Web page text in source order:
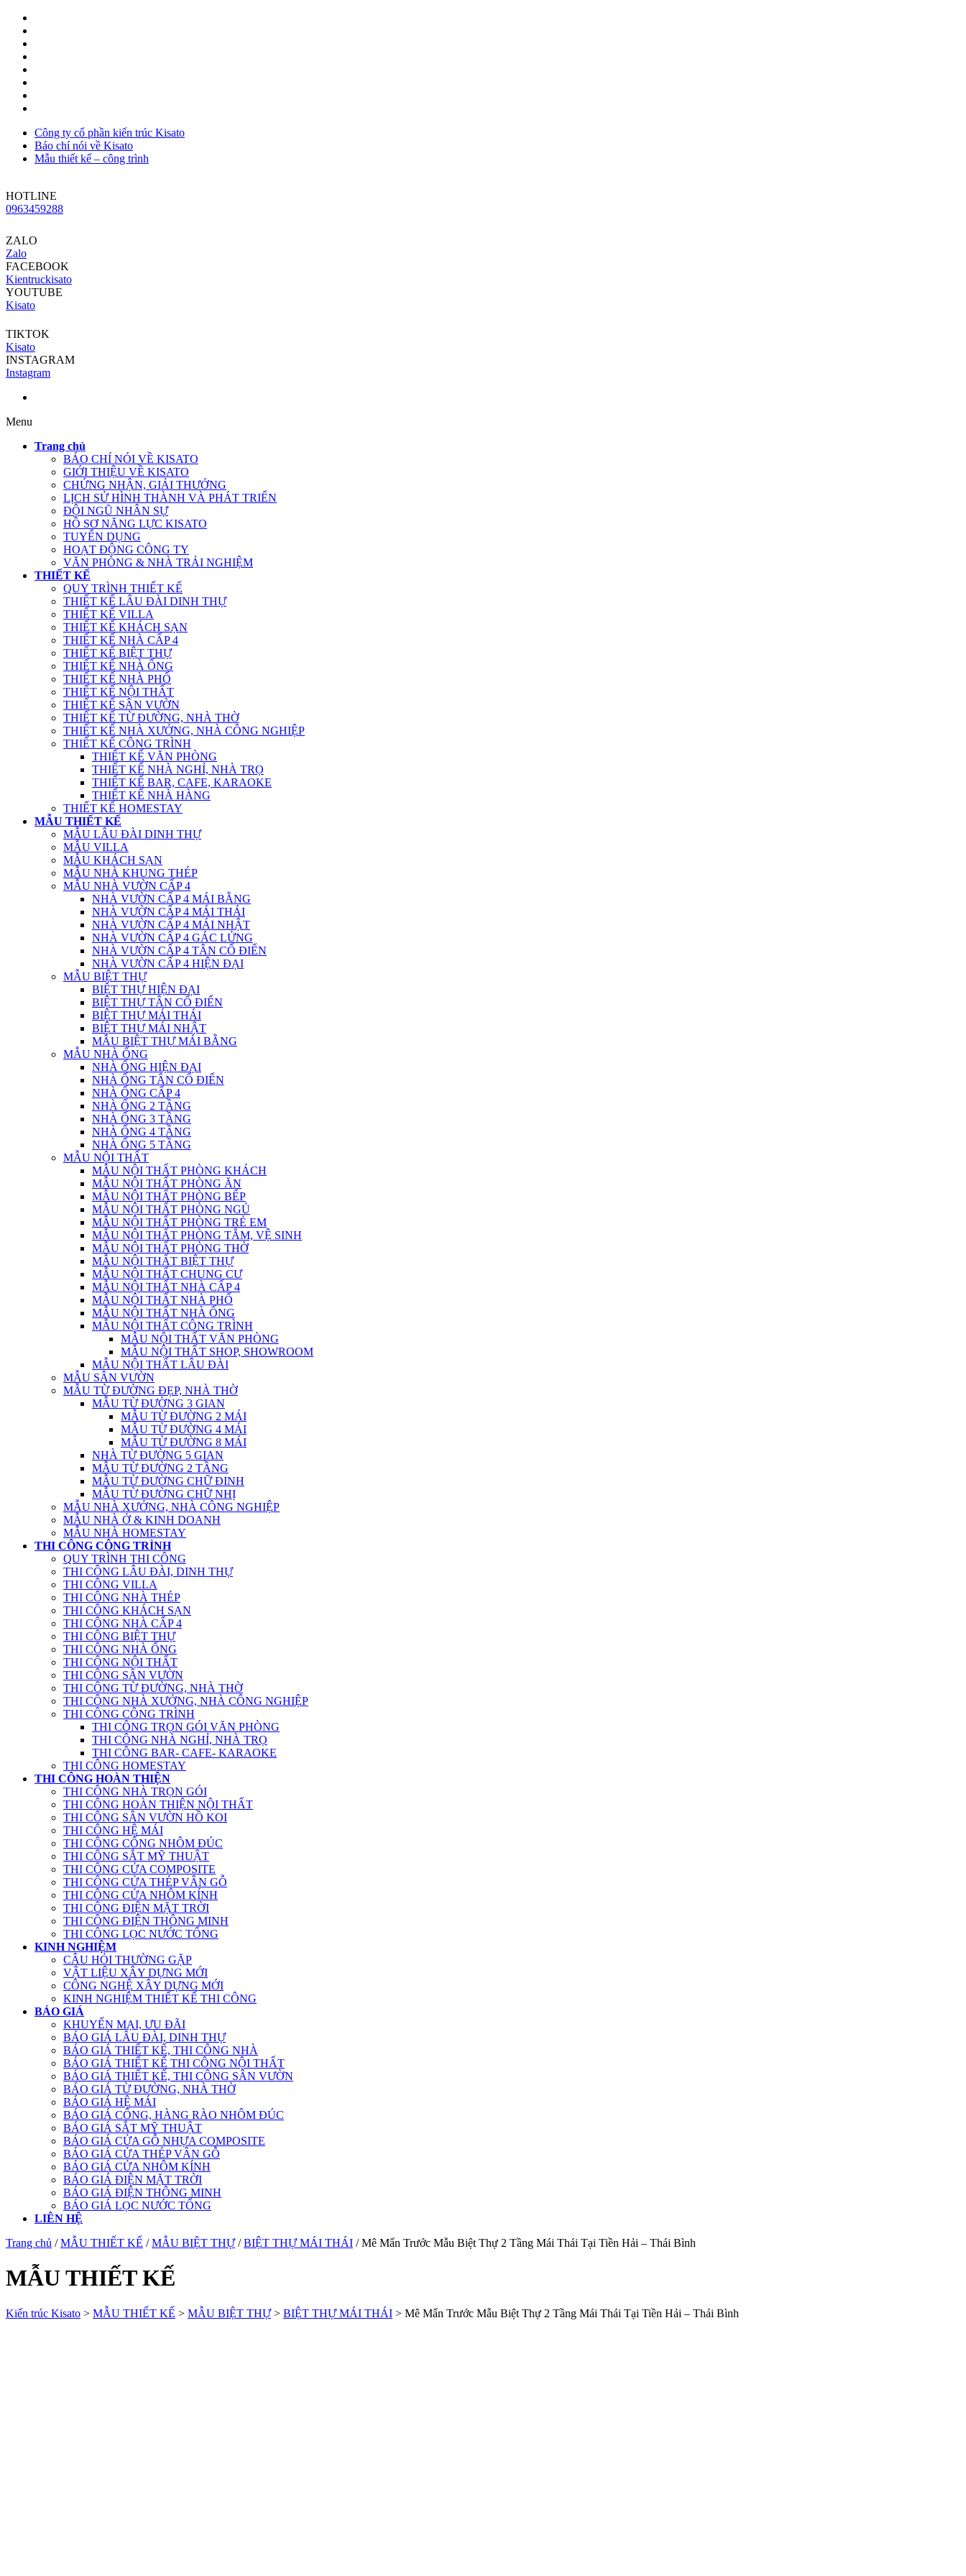
Công ty cổ phần kiến trúc Kisato
Báo chí nói về Kisato
Mẫu thiết kế – công trình
HOTLINE
0963459288
ZALO
Zalo
FACEBOOK
Kientruckisato
YOUTUBE
Kisato
TIKTOK
Kisato
INSTAGRAM
Instagram
Menu
Trang chủ
BÁO CHÍ NÓI VỀ KISATO
GIỚI THIỆU VỀ KISATO
CHỨNG NHẬN, GIẢI THƯỞNG
LỊCH SỬ HÌNH THÀNH VÀ PHÁT TRIỂN
ĐỘI NGŨ NHÂN SỰ
HỒ SƠ NĂNG LỰC KISATO
TUYỂN DỤNG
HOẠT ĐỘNG CÔNG TY
VĂN PHÒNG & NHÀ TRẢI NGHIỆM
THIẾT KẾ
QUY TRÌNH THIẾT KẾ
THIẾT KẾ LÂU ĐÀI DINH THỰ
THIẾT KẾ VILLA
THIẾT KẾ KHÁCH SẠN
THIẾT KẾ NHÀ CẤP 4
THIẾT KẾ BIỆT THỰ
THIẾT KẾ NHÀ ỐNG
THIẾT KẾ NHÀ PHỐ
THIẾT KẾ NỘI THẤT
THIẾT KẾ SÂN VƯỜN
THIẾT KẾ TỪ ĐƯỜNG, NHÀ THỜ
THIẾT KẾ NHÀ XƯỞNG, NHÀ CÔNG NGHIỆP
THIẾT KẾ CÔNG TRÌNH
THIẾT KẾ VĂN PHÒNG
THIẾT KẾ NHÀ NGHỈ, NHÀ TRỌ
THIẾT KẾ BAR, CAFE, KARAOKE
THIẾT KẾ NHÀ HÀNG
THIẾT KẾ HOMESTAY
MẪU THIẾT KẾ
MẪU LÂU ĐÀI DINH THỰ
MẪU VILLA
MẪU KHÁCH SẠN
MẪU NHÀ KHUNG THÉP
MẪU NHÀ VƯỜN CẤP 4
NHÀ VƯỜN CẤP 4 MÁI BẰNG
NHÀ VƯỜN CẤP 4 MÁI THÁI
NHÀ VƯỜN CẤP 4 MÁI NHẬT
NHÀ VƯỜN CẤP 4 GÁC LỬNG
NHÀ VƯỜN CẤP 4 TÂN CỔ ĐIỂN
NHÀ VƯỜN CẤP 4 HIỆN ĐẠI
MẪU BIỆT THỰ
BIỆT THỰ HIỆN ĐẠI
BIỆT THỰ TÂN CỔ ĐIỂN
BIỆT THỰ MÁI THÁI
BIỆT THỰ MÁI NHẬT
MẪU BIỆT THỰ MÁI BẰNG
MẪU NHÀ ỐNG
NHÀ ỐNG HIỆN ĐẠI
NHÀ ỐNG TÂN CỔ ĐIỂN
NHÀ ỐNG CẤP 4
NHÀ ỐNG 2 TẦNG
NHÀ ỐNG 3 TẦNG
NHÀ ỐNG 4 TẦNG
NHÀ ỐNG 5 TẦNG
MẪU NỘI THẤT
MẪU NỘI THẤT PHÒNG KHÁCH
MẪU NỘI THẤT PHÒNG ĂN
MẪU NỘI THẤT PHÒNG BẾP
MẪU NỘI THẤT PHÒNG NGỦ
MẪU NỘI THẤT PHÒNG TRẺ EM
MẪU NỘI THẤT PHÒNG TẮM, VỆ SINH
MẪU NỘI THẤT PHÒNG THỜ
MẪU NỘI THẤT BIỆT THỰ
MẪU NỘI THẤT CHUNG CƯ
MẪU NỘI THẤT NHÀ CẤP 4
MẪU NỘI THẤT NHÀ PHỐ
MẪU NỘI THẤT NHÀ ỐNG
MẪU NỘI THẤT CÔNG TRÌNH
MẪU NỘI THẤT VĂN PHÒNG
MẪU NỘI THẤT SHOP, SHOWROOM
MẪU NỘI THẤT LÂU ĐÀI
MẪU SÂN VƯỜN
MẪU TỪ ĐƯỜNG ĐẸP, NHÀ THỜ
MẪU TỪ ĐƯỜNG 3 GIAN
MẪU TỪ ĐƯỜNG 2 MÁI
MẪU TỪ ĐƯỜNG 4 MÁI
MẪU TỪ ĐƯỜNG 8 MÁI
NHÀ TỪ ĐƯỜNG 5 GIAN
MẪU TỪ ĐƯỜNG 2 TẦNG
MẪU TỪ ĐƯỜNG CHỮ ĐINH
MẪU TỪ ĐƯỜNG CHỮ NHỊ
MẪU NHÀ XƯỞNG, NHÀ CÔNG NGHIỆP
MẪU NHÀ Ở & KINH DOANH
MẪU NHÀ HOMESTAY
THI CÔNG CÔNG TRÌNH
QUY TRÌNH THI CÔNG
THI CÔNG LÂU ĐÀI, DINH THỰ
THI CÔNG VILLA
THI CÔNG NHÀ THÉP
THI CÔNG KHÁCH SẠN
THI CÔNG NHÀ CẤP 4
THI CÔNG BIỆT THỰ
THI CÔNG NHÀ ỐNG
THI CÔNG NỘI THẤT
THI CÔNG SÂN VƯỜN
THI CÔNG TỪ ĐƯỜNG, NHÀ THỜ
THI CÔNG NHÀ XƯỞNG, NHÀ CÔNG NGHIỆP
THI CÔNG CÔNG TRÌNH
THI CÔNG TRỌN GÓI VĂN PHÒNG
THI CÔNG NHÀ NGHỈ, NHÀ TRỌ
THI CÔNG BAR- CAFE- KARAOKE
THI CÔNG HOMESTAY
THI CÔNG HOÀN THIỆN
THI CÔNG NHÀ TRỌN GÓI
THI CÔNG HOÀN THIỆN NỘI THẤT
THI CÔNG SÂN VƯỜN HỒ KOI
THI CÔNG HỆ MÁI
THI CÔNG CỔNG NHÔM ĐÚC
THI CÔNG SẮT MỸ THUẬT
THI CÔNG CỬA COMPOSITE
THI CÔNG CỬA THÉP VÂN GỖ
THI CÔNG CỬA NHÔM KÍNH
THI CÔNG ĐIỆN MẶT TRỜI
THI CÔNG ĐIỆN THÔNG MINH
THI CÔNG LỌC NƯỚC TỔNG
KINH NGHIỆM
CÂU HỎI THƯỜNG GẶP
VẬT LIỆU XÂY DỰNG MỚI
CÔNG NGHỆ XÂY DỰNG MỚI
KINH NGHIỆM THIẾT KẾ THI CÔNG
BÁO GIÁ
KHUYẾN MẠI, ƯU ĐÃI
BÁO GIÁ LÂU ĐÀI, DINH THỰ
BÁO GIÁ THIẾT KẾ, THI CÔNG NHÀ
BÁO GIÁ THIẾT KẾ THI CÔNG NỘI THẤT
BÁO GIÁ THIẾT KẾ, THI CÔNG SÂN VƯỜN
BÁO GIÁ TỪ ĐƯỜNG, NHÀ THỜ
BÁO GIÁ HỆ MÁI
BÁO GIÁ CỔNG, HÀNG RÀO NHÔM ĐÚC
BÁO GIÁ SẮT MỸ THUẬT
BÁO GIÁ CỬA GỖ NHỰA COMPOSITE
BÁO GIÁ CỬA THÉP VÂN GỖ
BÁO GIÁ CỬA NHÔM KÍNH
BÁO GIÁ ĐIỆN MẶT TRỜI
BÁO GIÁ ĐIỆN THÔNG MINH
BÁO GIÁ LỌC NƯỚC TỔNG
LIÊN HỆ
Trang chủ /MẪU THIẾT KẾ /MẪU BIỆT THỰ/BIỆT THỰ MÁI THÁI / Mê Mẩn Trước Mẫu Biệt Thự 2 Tầng Mái Thái Tại Tiền Hải – Thái Bình
MẪU THIẾT KẾ
Kiến trúc Kisato > MẪU THIẾT KẾ > MẪU BIỆT THỰ> BIỆT THỰ MÁI THÁI > Mê Mẩn Trước Mẫu Biệt Thự 2 Tầng Mái Thái Tại Tiền Hải – Thái Bình